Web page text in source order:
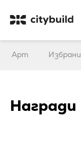
Арт Избрани
Награди